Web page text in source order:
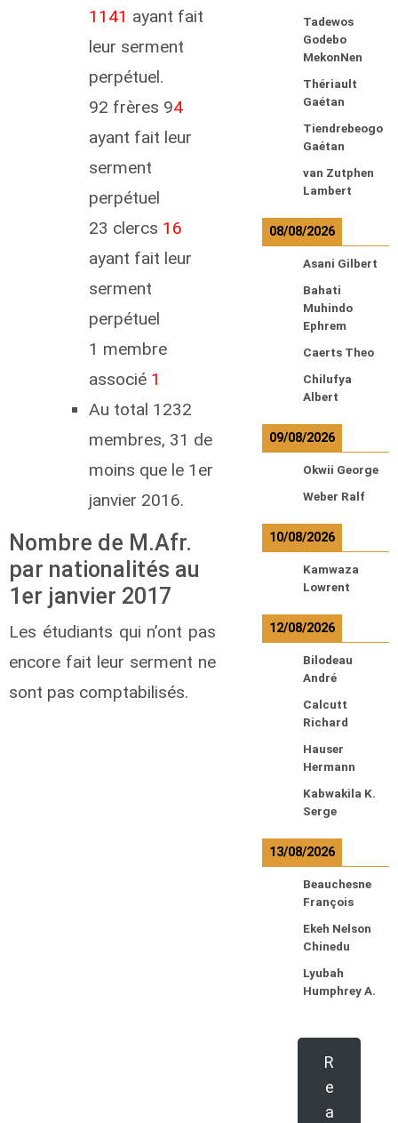
1141 ayant fait
leur serment
perpétuel.
92 frères 94
ayant fait leur
serment
perpétuel
23 clercs 16
ayant fait leur
serment
perpétuel
1 membre
associé1
Au total 1232
membres, 31 de
moins que le 1er
janvier 2016.
Nombre de M.Afr.
par nationalités au
1er janvier 2017
Les étudiants qui n’ont pas
encore fait leur serment ne
sont pas comptabilisés.
Tadewos
Godebo
MekonNen
Thériault
Gaétan
Tiendrebeogo
Gaétan
van Zutphen
Lambert
08/08/2026
Asani Gilbert
Bahati
Muhindo
Ephrem
Caerts Theo
Chilufya
Albert
09/08/2026
Okwii George
Weber Ralf
10/08/2026
Kamwaza
Lowrent
12/08/2026
Bilodeau
André
Calcutt
Richard
Hauser
Hermann
Kabwakila K.
Serge
13/08/2026
Beauchesne
François
Ekeh Nelson
Chinedu
Lyubah
Humphrey A.
R
e
a